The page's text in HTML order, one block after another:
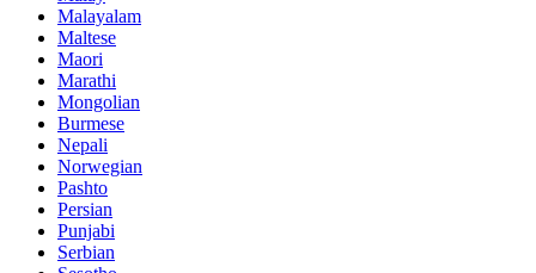
Malayalam
Maltese
Maori
Marathi
Mongolian
Burmese
Nepali
Norwegian
Pashto
Persian
Punjabi
Serbian